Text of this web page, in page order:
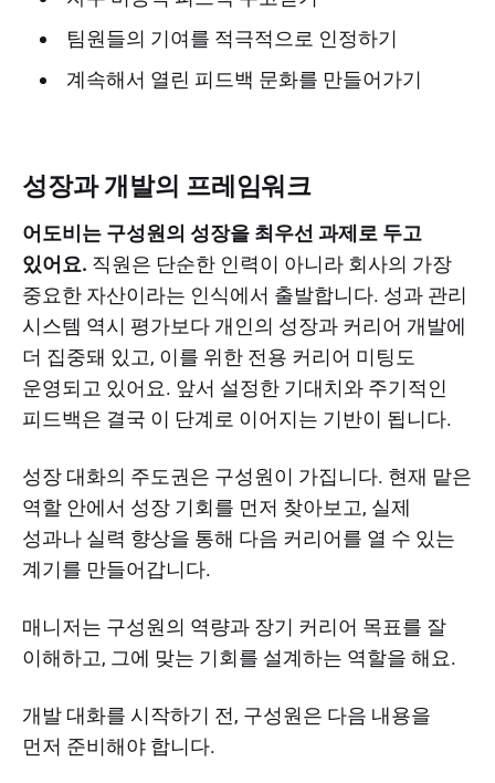
팀원들의 기여를 적극적으로 인정하기
계속해서 열린 피드백 문화를 만들어가기
성장과 개발의 프레임워크
어도비는 구성원의 성장을 최우선 과제로 두고
있어요. 직원은 단순한 인력이 아니라 회사의 가장
중요한 자산이라는 인식에서 출발합니다. 성과 관리
시스템 역시 평가보다 개인의 성장과 커리어 개발에
더 집중돼 있고, 이를 위한 전용 커리어 미팅도
운영되고 있어요. 앞서 설정한 기대치와 주기적인
피드백은 결국 이 단계로 이어지는 기반이 됩니다.
성장 대화의 주도권은 구성원이 가집니다. 현재 맡은
역할 안에서 성장 기회를 먼저 찾아보고, 실제
성과나 실력 향상을 통해 다음 커리어를 열 수 있는
계기를 만들어갑니다.
매니저는 구성원의 역량과 장기 커리어 목표를 잘
이해하고, 그에 맞는 기회를 설계하는 역할을 해요.
개발 대화를 시작하기 전, 구성원은 다음 내용을
먼저 준비해야 합니다.